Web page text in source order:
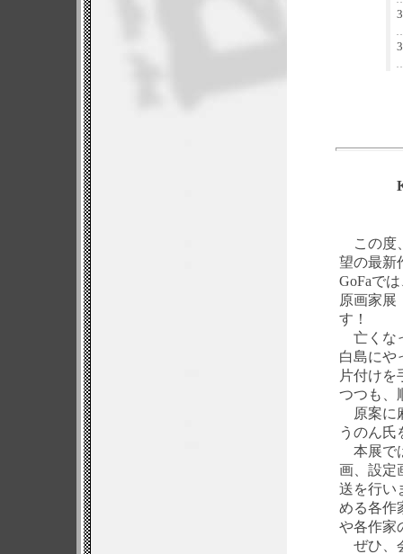
この度
望の最新
GoFaで
原画家展
す！
亡くな
白島にや
片付けを
つつも、
原案に
うのん氏
本展で
画、設定
送を行い
める各作
や各作家
ぜひ、